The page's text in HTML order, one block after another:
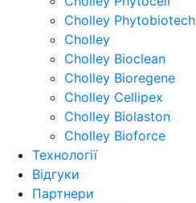
Cholley Phytobiotech
Cholley
Cholley Bioclean
Cholley Bioregene
Cholley Cellipex
Cholley Biolaston
Cholley Bioforce
Технології
Відгуки
Партнери